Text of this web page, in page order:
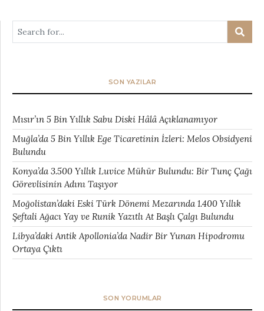
SON YAZILAR
Mısır’ın 5 Bin Yıllık Sabu Diski Hâlâ Açıklanamıyor
Muğla’da 5 Bin Yıllık Ege Ticaretinin İzleri: Melos Obsidyeni
Bulundu
Konya’da 3.500 Yıllık Luvice Mühür Bulundu: Bir Tunç Çağı
Görevlisinin Adını Taşıyor
Moğolistan’daki Eski Türk Dönemi Mezarında 1.400 Yıllık
Şeftali Ağacı Yay ve Runik Yazıtlı At Başlı Çalgı Bulundu
Libya’daki Antik Apollonia’da Nadir Bir Yunan Hipodromu
Ortaya Çıktı
SON YORUMLAR